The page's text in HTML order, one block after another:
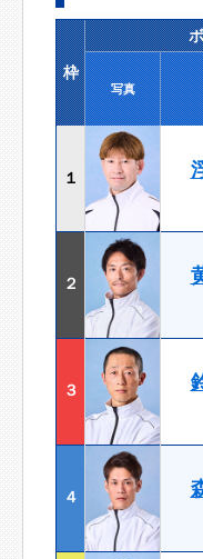
枠
写真
１
２
３
４